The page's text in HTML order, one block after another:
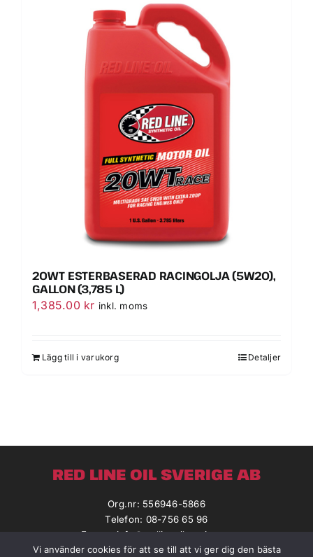
20WT ESTERBASERAD RACINGOLJA (5W20),
GALLON (3,785 L)
1,385.00 kr inkl. moms
Lägg till i varukorg Detaljer
RED LINE OIL SVERIGE AB
Org.nr: 556946-5866
Telefon: 08-756 65 96
E-post: info@redlineoilsverige.se
Vi använder cookies för att se till att vi ger dig den bästa